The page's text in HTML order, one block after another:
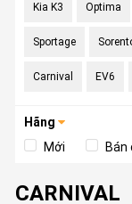
Kia K3 Optima
Sportage
Carnival EV6
Hãng
Mới
Bán
CARNIVAL